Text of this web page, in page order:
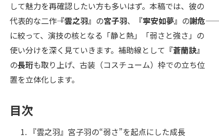
して魅力を再確認したい方も多いはず。本稿では、彼の
代表的な二作――『雲之羽』 の宮子羽、 『寧安如夢』 の謝危
に絞って、演技の核となる「静と熱」「弱さと強さ」の
使い分けを深く見ていきます。補助線として 『蒼蘭訣』
の長珩も取り上げ、古装（コスチューム）枠での立ち位
置を立体化します。
目次
『雲之羽』宮子羽の“弱さ”を起点にした成長